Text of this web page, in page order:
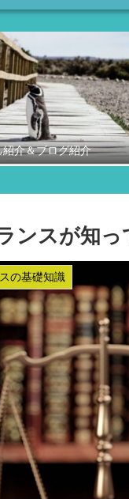
紹介＆ブログ紹介
ンスが知っ
の基礎知識